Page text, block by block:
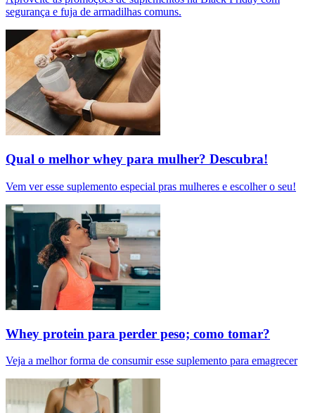
segurança e fuja de armadilhas comuns.
Qual o melhor whey para mulher? Descubra!
Vem ver esse suplemento especial pras mulheres e escolher o seu!
Whey protein para perder peso; como tomar?
Veja a melhor forma de consumir esse suplemento para emagrecer